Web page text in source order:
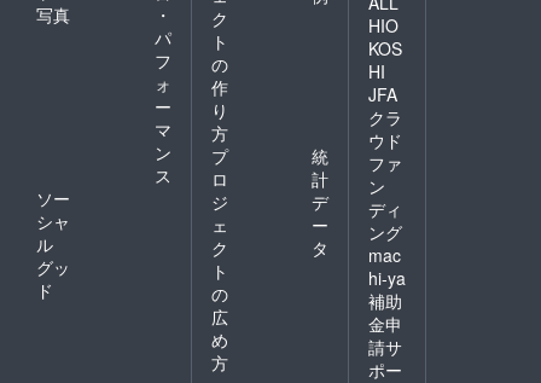
写真
・
パ
フ
ォ
ー
マ
ン
ス
ソー
シャ
ル
グッ
ド
ク
ト
の
作
り
方
プ
ロ
ジ
ェ
ク
ト
の
広
め
方
統
計
デ
ー
タ
HIO
KOS
HI
JFA
クラ
ウド
ファ
ン
ディ
ング
mac
hi-ya
補助
金申
請サ
ポー